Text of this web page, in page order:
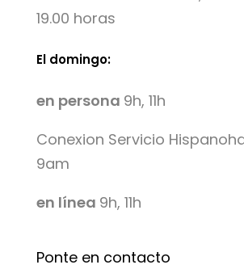
19.00 horas
El domingo:
en persona 9h, 11h
Conexion Servicio
9am
en línea 9h, 11h
Ponte en contacto